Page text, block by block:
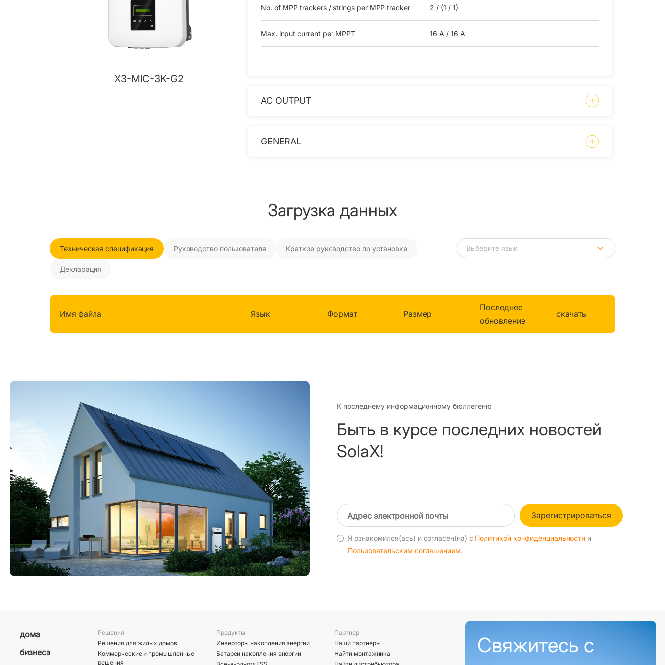
X3-MIC-3K-G2
No. of MPP trackers / strings per MPP tracker 2 / (1 / 1)
Max. input current per MPPT 16 A / 16 A
AC OUTPUT
GENERAL
Загрузка данных
Техническая спецификация Руководство пользователя Краткое руководство по установке
Декларация
Имя файла Язык Формат Размер
Последнее
обновление
скачать
К последнему информационному бюллетеню
Быть в курсе последних новостей
SolaX!
Зарегистрироваться
Я ознакомился(ась) и согласен(на) с Политикой конфиденциальности и
Пользовательским соглашением.
дома
бизнеса
Решения
Решения для жилых домов
Коммерческие и промышленные
решения
Продукты
Инверторы накопления энергии
Батареи накопления энергии
Партнер
Наши партнеры
Найти монтажника
Свяжитесь с